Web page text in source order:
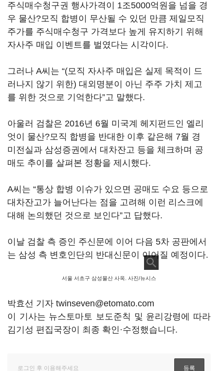
주식매수청구권 행사가격이 1조5000억원을 넘을 경
우 물산?모직 합병이 무산될 수 있던 만큼 제일모직
주가를 주식매수청구 가격보다 높게 유지하기 위해
자사주 매입 이벤트를 벌였다는 시각이다.
그러나 A씨는 “(모직 자사주 매입은 실제 목적이 드
러나지 않기 위한) 대외명분이 아닌 주주 가치 제고
를 위한 것으로 기억한다”고 말했다.
아울러 검찰은 2016년 6월 미국계 헤지펀드인 엘리
엇이 물산?모직 합병을 반대한 이후 같은해 7월 경
미전실과 삼성증권에서 대차잔고 등을 체크하며 공
매도 추이를 살펴본 정황을 제시했다.
A씨는 “통상 합병 이슈가 있으면 공매도 수요 등으로
대차잔고가 늘어난다는 점을 고려해 이런 리스크에
대해 논의했던 것으로 보인다”고 답했다.
이날 검찰 측 증인 주신문에 이어 다음 5차 공판에서
는 삼성 측 변호인단의 반대신문이 이어질 예정이다.
서울 서초구 삼성물산 사옥. 사진/뉴시스
박효선 기자 twinseven@etomato.com
이 기사는 뉴스토마토 보도준칙 및 윤리강령에 따라
김기성 편집국장이 최종 확인·수정했습니다.